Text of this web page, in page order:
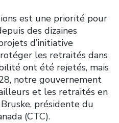
est une priorité pour
des dizaines
d’initiative
les retraités dans
ont été rejetés, mais
notre gouvernement
et les retraités en
présidente du
(CTC).